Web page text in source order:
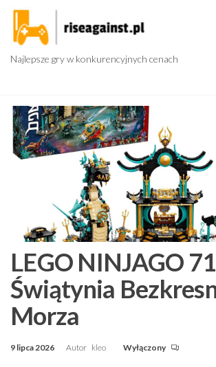
Przejdź
treści
Najlepsze gry w konkurencyjnych cenach
LEGO NINJAGO
Świątynia
Morza
9 lipca 2026 Autor kleo Wyłączony